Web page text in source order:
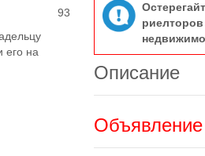
93
его на
Описание
Объявление